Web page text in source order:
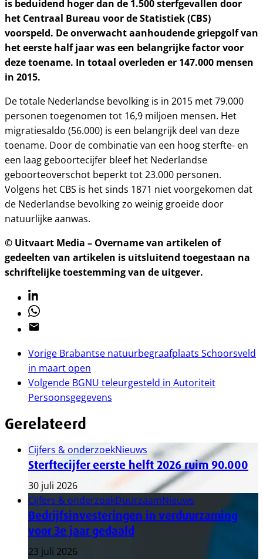
is beduidend hoger dan de 1.500 sterfgevallen door
het Centraal Bureau voor de Statistiek (CBS)
voorspeld. De onverwacht aanhoudende griepgolf van
het eerste half jaar was een belangrijke factor voor
deze toename. In totaal overleden er 147.000 mensen
in 2015.
De totale Nederlandse bevolking is in 2015 met 79.000
personen toegenomen tot 16,9 miljoen mensen. Het
migratiesaldo (56.000) is een belangrijk deel van deze
toename. Door de combinatie van een hoog sterfte- en
een laag geboortecijfer bleef het Nederlandse
geboorteoverschot beperkt tot 23.000 personen.
Volgens het CBS is het sinds 1871 niet voorgekomen dat
de Nederlandse bevolking zo weinig groeide door
natuurlijke aanwas.
© Uitvaart Media – Overname van artikelen of
gedeelten van artikelen is uitsluitend toegestaan na
schriftelijke toestemming van de uitgever.
Linkedin
Whatsapp
Email
Vorige Brabantse natuurbegraafplaats Schoorsveld
in maart open
Volgende BGNU teleurgesteld in Autoriteit
Persoonsgegevens
Gerelateerd
Cijfers & onderzoekNieuws
Sterftecijfer eerste helft 2026 ruim 90.000
30 juli 2026
Cijfers & onderzoekDuurzaamNieuws
Bedrijfsinvesteringen in verduurzaming
voor 3e jaar gedaald
23 juli 2026